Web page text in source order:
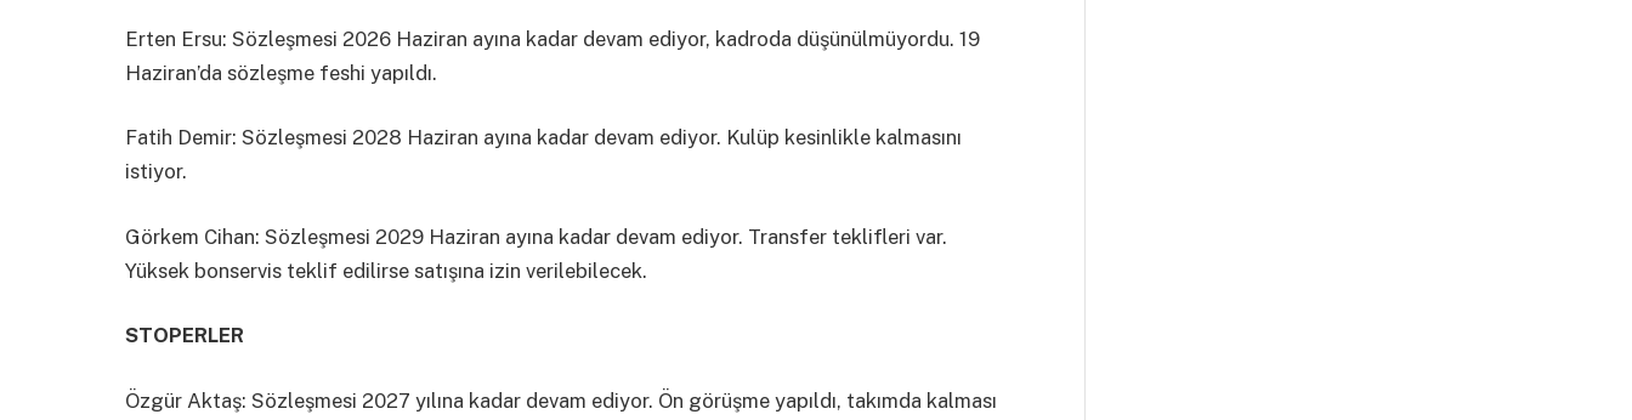
Erten Ersu: Sözleşmesi 2026 Haziran ayına kadar devam ediyor, kadroda düşünülmüyordu. 19
Haziran’da sözleşme feshi yapıldı.
Fatih Demir: Sözleşmesi 2028 Haziran ayına kadar devam ediyor. Kulüp kesinlikle kalmasını
istiyor.
Görkem Cihan: Sözleşmesi 2029 Haziran ayına kadar devam ediyor. Transfer teklifleri var.
Yüksek bonservis teklif edilirse satışına izin verilebilecek.
STOPERLER
Özgür Aktaş: Sözleşmesi 2027 yılına kadar devam ediyor. Ön görüşme yapıldı, takımda kalması